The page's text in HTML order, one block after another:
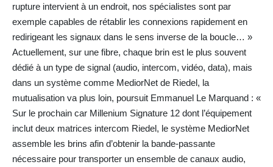
rupture intervient à un endroit, nos spécialistes sont par
exemple capables de rétablir les connexions rapidement en
redirigeant les signaux dans le sens inverse de la boucle… »
Actuellement, sur une fibre, chaque brin est le plus souvent
dédié à un type de signal (audio, intercom, vidéo, data), mais
dans un système comme MediorNet de Riedel, la
mutualisation va plus loin, poursuit Emmanuel Le Marquand : «
Sur le prochain car Millenium Signature 12 dont l’équipement
inclut deux matrices intercom Riedel, le système MediorNet
assemble les brins afin d’obtenir la bande-passante
nécessaire pour transporter un ensemble de canaux audio,